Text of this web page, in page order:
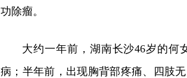
功除瘤。
大约一年前，湖南长沙46岁的何
病；半年前，出现胸背部疼痛、四肢